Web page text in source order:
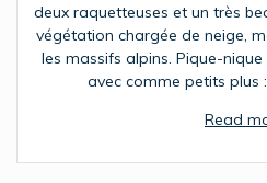
deux raquetteuses et un très
végétation chargée de neige,
les massifs alpins. Pique-
avec comme petits plus
Read